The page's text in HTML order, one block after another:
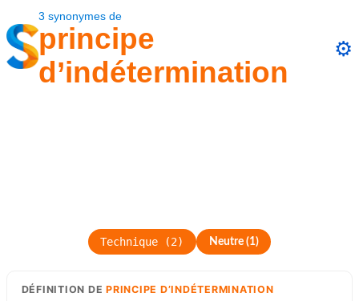
3 synonymes de
principe
d’indétermination
⚙️
Technique (2) Neutre(1)
DÉFINITION DEPRINCIPE D’INDÉTERMINATION